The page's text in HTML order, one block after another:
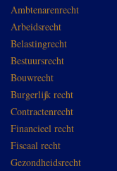
Ambtenarenrecht
Arbeidsrecht
Belastingrecht
Bestuursrecht
Bouwrecht
Burgerlijk recht
Contractenrecht
Financieel recht
Fiscaal recht
Gezondheidsrecht